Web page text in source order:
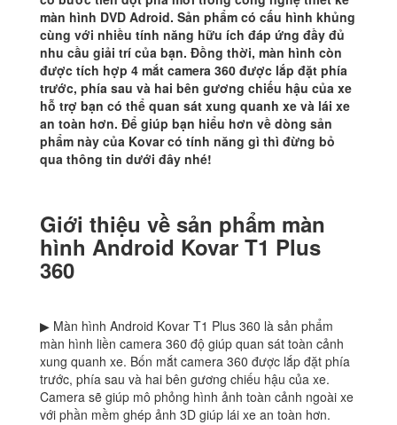
màn hình DVD Adroid. Sản phẩm có cấu hình khủng
cùng với nhiều tính năng hữu ích đáp ứng đầy đủ
nhu cầu giải trí của bạn. Đồng thời, màn hình còn
được tích hợp 4 mắt camera 360 được lắp đặt phía
trước, phía sau và hai bên gương chiếu hậu của xe
hỗ trợ bạn có thể quan sát xung quanh xe và lái xe
an toàn hơn. Để giúp bạn hiểu hơn về dòng sản
phẩm này của Kovar có tính năng gì thì đừng bỏ
qua thông tin dưới đây nhé!
Giới thiệu về sản phẩm màn
hình Android Kovar T1 Plus
360
▶ Màn hình Android Kovar T1 Plus 360 là sản phẩm
màn hình liền camera 360 độ giúp quan sát toàn cảnh
xung quanh xe. Bốn mắt camera 360 được lắp đặt phía
trước, phía sau và hai bên gương chiếu hậu của xe.
Camera sẽ giúp mô phỏng hình ảnh toàn cảnh ngoài xe
với phần mềm ghép ảnh 3D giúp lái xe an toàn hơn.